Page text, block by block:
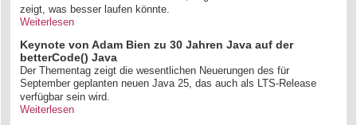
zeigt, was besser laufen könnte.
Weiterlesen
Keynote von Adam Bien zu 30 Jahren Java auf der
betterCode() Java
Der Thementag zeigt die wesentlichen Neuerungen des für
September geplanten neuen Java 25, das auch als LTS-Release
verfügbar sein wird.
Weiterlesen